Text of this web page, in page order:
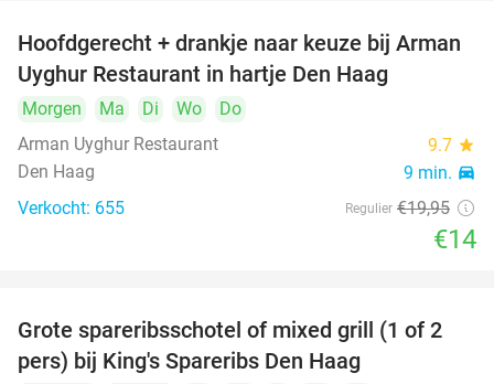
30%
Hoofdgerecht + drankje naar keuze bij Arman
Uyghur Restaurant in hartje Den Haag
Morgen Ma Di Wo
Do
Arman Uyghur Restaurant
9.7 star
Den Haag 9 min. directions_car
Verkocht: 655 Regulier €19,95
€14
32%
Grote spareribsschotel of mixed grill (1 of 2
pers) bij King's Spareribs Den Haag